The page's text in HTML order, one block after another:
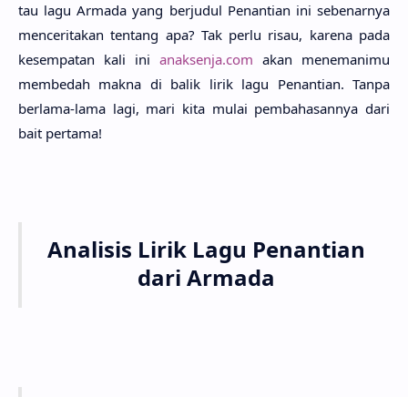
tau lagu Arma­da yang berju­dul Penanti­an ini sebenar­nya
mencerita­kan ten­tang apa? Tak perlu risau, kare­na pada
kesempa­tan kali ini anaksenja.com akan menemani­mu
membe­dah makna di balik lirik lagu Penanti­an. Tanpa
berla­ma-lama lagi, mari kita mulai pembahasan­nya dari
bait perta­ma!
Analisis Lirik Lagu Penantian
dari Armada